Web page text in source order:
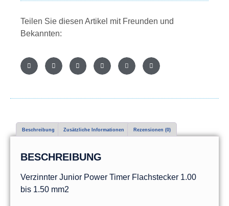
Teilen Sie diesen Artikel mit Freunden und
Bekannten:
Beschreibung Zusätzliche Informationen Rezensionen (0)
BESCHREIBUNG
Verzinnter Junior Power Timer Flachstecker 1.00
bis 1.50 mm2